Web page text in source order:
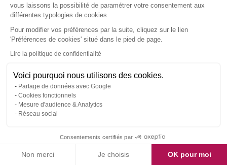
vous laissons la possibilité de paramétrer votre consentement aux
différentes typologies de cookies.
Pour modifier vos préférences par la suite, cliquez sur le lien
'Préférences de cookies' situé dans le pied de page.
Lire la politique de confidentialité
Voici pourquoi nous utilisons des cookies.
Partage de données avec Google
Cookies fonctionnels
Mesure d'audience & Analytics
Réseau social
Consentements certifiés par
Non merci Je choisis OK pour moi